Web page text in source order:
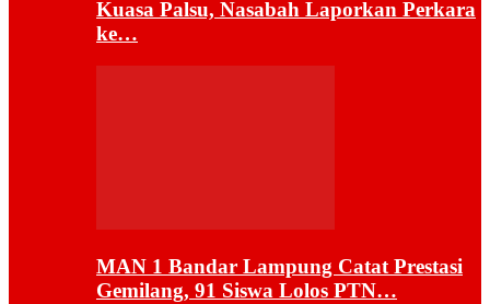
Kuasa Palsu, Nasabah Laporkan Perkara
ke…
MAN 1 Bandar Lampung Catat Prestasi
Gemilang, 91 Siswa Lolos PTN…